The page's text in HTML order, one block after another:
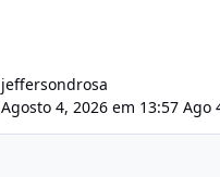
jeffersondrosa
Agosto 4, 2026 em 13:57 Ago